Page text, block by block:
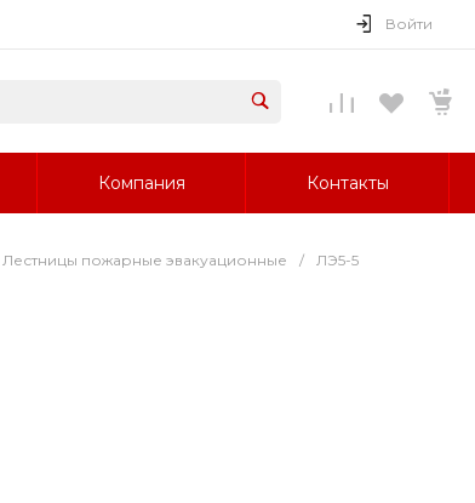
Войти
Компания Контакты
Лестницы пожарные эвакуационные / ЛЭ5-5